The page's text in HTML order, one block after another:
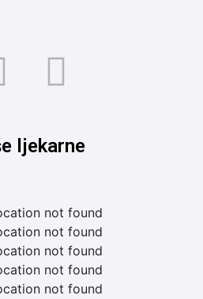
ljekarne
not found
not found
not found
not found
not found